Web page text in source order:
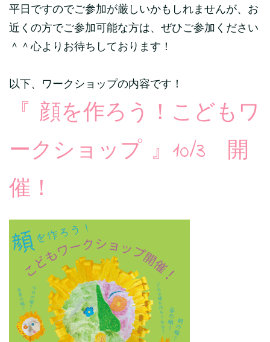
平日ですのでご参加が厳しいかもしれませんが、お
近くの方でご参加可能な方は、ぜひご参加ください
＾＾心よりお待ちしております！
以下、ワークショップの内容です！
『 顔を作ろう！こどもワ
ークショップ 』10/3 開
催！